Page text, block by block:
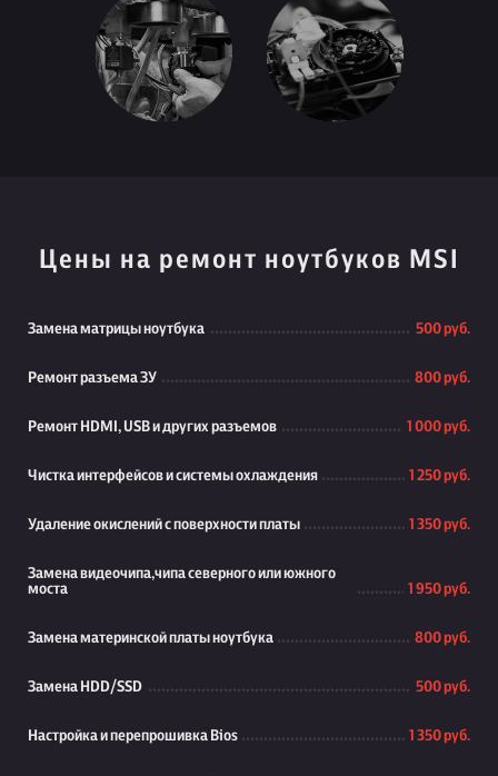
Цены на ремонт ноутбуков MSI
Замена матрицы ноутбука 500 руб.
Ремонт разъема ЗУ 800 руб.
Ремонт HDMI, USB и других разъемов 1 000 руб.
Чистка интерфейсов и системы охлаждения 1 250 руб.
Удаление окислений с поверхности платы 1 350 руб.
Замена видеочипа,чипа северного или южного
моста
1 950 руб.
Замена материнской платы ноутбука 800 руб.
Замена HDD/SSD 500 руб.
Настройка и перепрошивка Bios 1 350 руб.